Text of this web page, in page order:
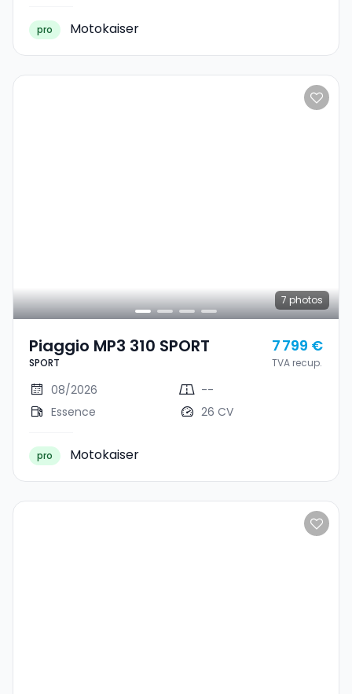
pro Motokaiser
7 photos
Piaggio MP3 310 SPORT
SPORT
7 799 €
TVA recup.
08/2026
--
Essence
26 CV
pro Motokaiser